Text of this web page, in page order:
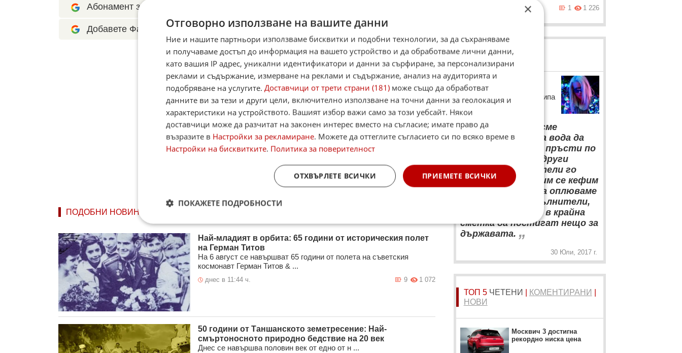
Абонамент за Факти.БГ в Google Alerts
Добавете Факти.БГ като предпочитан източник в Google
ПОДОБНИ НОВИНИ
Най-младият в орбита: 65 години от историческия полет
на Герман Титов
На 6 август се навършват 65 години от полета на съветския
космонавт Герман Титов & ...
днес в 11:44 ч. 1 072
9
50 години от Таншанското земетресение: Най-
смъртоносното природно бедствие на 20 век
Днес се навършва половин век от едно от н ...
1 226
1
ЛОВЦИ НА БИСЕРИ
Гери - Никол
Певицата коментира клипа
на Сузанита
“ Смятам, че не сме
открили топлата вода да
показваме средни пръсти по
видеата – много други
западни изпълнители го
правят и на тях им се кефим
по дискотеките, а оплюваме
българските изпълнители,
които се трудят в крайна
сметка да постигат нещо за
държавата. „
30 Юли, 2017 г.
ТОП 5 ЧЕТЕНИ КОМЕНТИРАНИ
НОВИ
Москвич 3 достигна
рекордно ниска цена
×
Отговорно използване на вашите данни
Ние и нашите партньори използваме бисквитки и подобни технологии, за да съхраняваме
и получаваме достъп до информация на вашето устройство и да обработваме лични данни,
като вашия IP адрес, уникални идентификатори и данни за сърфиране, за персонализирани
реклами и съдържание, измерване на реклами и съдържание, анализ на аудиторията и
подобряване на услугите. Доставчици от трети страни (181) може също да обработват
данните ви за тези и други цели, включително използване на точни данни за геолокация и
характеристики на устройството. Вашият избор важи само за този уебсайт. Някои
доставчици може да разчитат на законен интерес вместо на съгласие; имате право да
възразите в Настройки за рекламиране. Можете да оттеглите съгласието си по всяко време в
Настройки на бисквитките. Политика за поверителност
ПРИЕМЕТЕ ВСИЧКИ
ОТХВЪРЛЕТЕ ВСИЧКИ
ПОКАЖЕТЕ ПОДРОБНОСТИ